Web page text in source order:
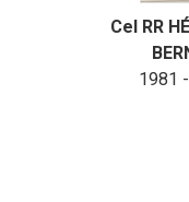
Cel RR
1981